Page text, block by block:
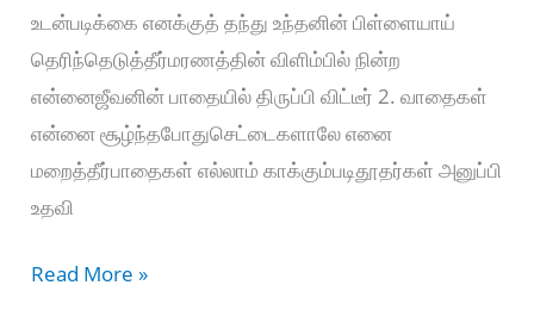
உடன்படிக்கை எனக்குத் தந்து உந்தனின் பிள்ளையாய்
தெரிந்தெடுத்தீர்மரணத்தின் விளிம்பில் நின்ற
என்னைஜீவனின் பாதையில் திருப்பி விட்டீர் 2. வாதைகள்
என்னை சூழ்ந்தபோதுசெட்டைகளாலே எனை
மறைத்தீர்பாதைகள் எல்லாம் காக்கும்படிதூதர்கள் அனுப்பி
உதவி
Nandri
Read More »